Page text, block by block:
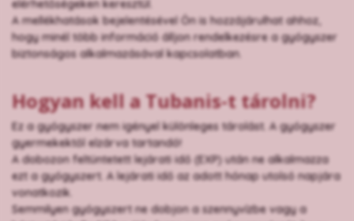
elérhetőségeken keresztül.
A mellékhatások bejelentésével Ön is hozzájárulhat ahhoz,
hogy minél több információ álljon rendelkezésre a gyógyszer
biztonságos alkalmazásával kapcsolatban.
Hogyan kell a Tubanis-t tárolni?
Ez a gyógyszer nem igényel különleges tárolást. A gyógyszer
gyermekektől elzárva tartandó!
A dobozon feltüntetett lejárati idő (EXP) után ne alkalmazza
ezt a gyógyszert. A lejárati idő az adott hónap utolsó napjára
vonatkozik.
Semmilyen gyógyszert ne dobjon a szennyvízbe vagy a